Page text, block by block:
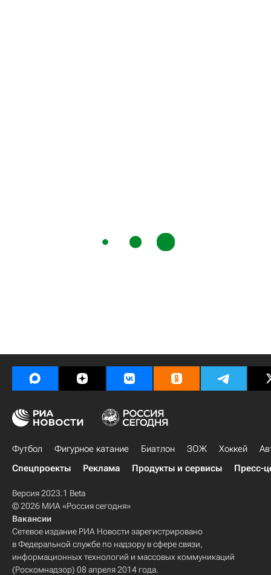
Футбол Фигурное катание Биатлон ЗОЖ Хоккей
Спецпроекты
Реклама Продукты и сервисы Пресс-
Версия 2023.1 Beta
© 2026 МИА «Россия сегодня»
Вакансии
Сетевое издание РИА Новости зарегистрировано
в Федеральной службе по надзору в сфере связи,
информационных технологий и массовых коммуникаций
(Роскомнадзор) 08 апреля 2014 года.